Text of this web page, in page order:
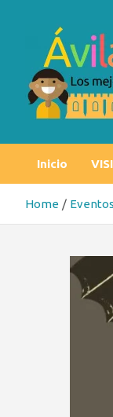
Inicio
Home Eventos